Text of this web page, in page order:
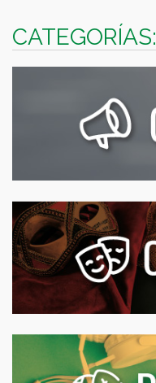
CATEGORÍAS: